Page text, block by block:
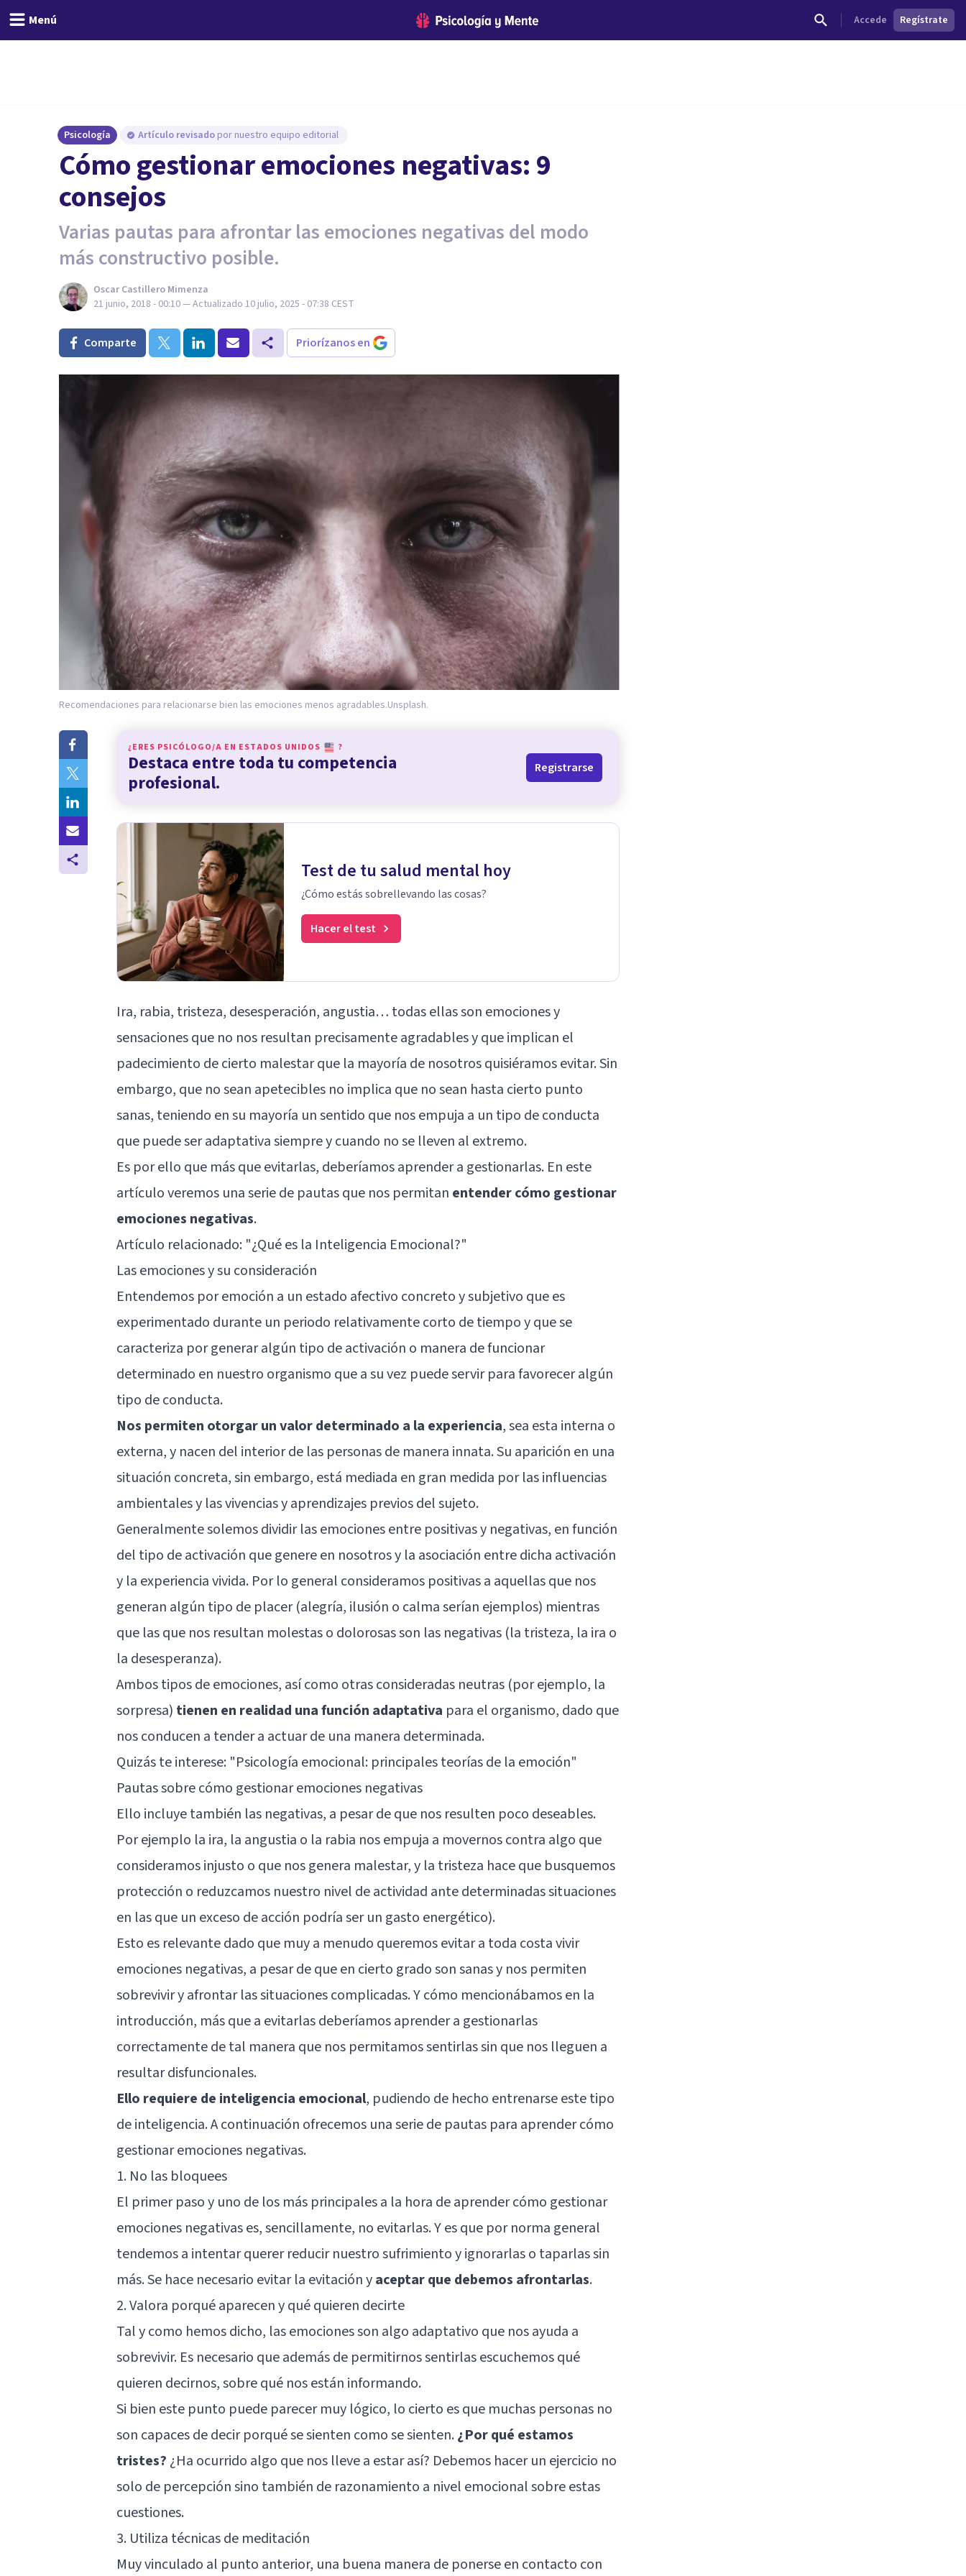
Menú Accede Regístrate
Psicología Artículo revisado por nuestro equipo editorial
Cómo gestionar emociones negativas: 9
consejos
Varias pautas para afrontar las emociones negativas del modo
más constructivo posible.
Oscar Castillero Mimenza
21 junio, 2018 - 00:10— Actualizado 10 julio, 2025 - 07:38 CEST
Comparte Priorízanos en
Recomendaciones para relacionarse bien las emociones menos agradables.Unsplash.
¿ERES PSICÓLOGO/A EN ESTADOS UNIDOS ?
Destaca entre toda tu competencia
profesional.
Registrarse
Test de tu salud mental hoy
¿Cómo estás sobrellevando las cosas?
Hacer el test
Ira, rabia, tristeza, desesperación, angustia… todas ellas son emociones y
sensaciones que no nos resultan precisamente agradables y que implican el
padecimiento de cierto malestar que la mayoría de nosotros quisiéramos evitar. Sin
embargo, que no sean apetecibles no implica que no sean hasta cierto punto
sanas, teniendo en su mayoría un sentido que nos empuja a un tipo de conducta
que puede ser adaptativa siempre y cuando no se lleven al extremo.
Es por ello que más que evitarlas, deberíamos aprender a gestionarlas. En este
artículo veremos una serie de pautas que nos permitan entender cómo gestionar
emociones negativas.
Artículo relacionado: "¿Qué es la Inteligencia Emocional?"
Las emociones y su consideración
Entendemos por emoción a un estado afectivo concreto y subjetivo que es
experimentado durante un periodo relativamente corto de tiempo y que se
caracteriza por generar algún tipo de activación o manera de funcionar
determinado en nuestro organismo que a su vez puede servir para favorecer algún
tipo de conducta.
Nos permiten otorgar un valor determinado a la experiencia, sea esta interna o
externa, y nacen del interior de las personas de manera innata. Su aparición en una
situación concreta, sin embargo, está mediada en gran medida por las influencias
ambientales y las vivencias y aprendizajes previos del sujeto.
Generalmente solemos dividir las emociones entre positivas y negativas, en función
del tipo de activación que genere en nosotros y la asociación entre dicha activación
y la experiencia vivida. Por lo general consideramos positivas a aquellas que nos
generan algún tipo de placer (alegría, ilusión o calma serían ejemplos) mientras
que las que nos resultan molestas o dolorosas son las negativas (la tristeza, la ira o
la desesperanza).
Ambos tipos de emociones, así como otras consideradas neutras (por ejemplo, la
sorpresa) tienen en realidad una función adaptativa para el organismo, dado que
nos conducen a tender a actuar de una manera determinada.
Quizás te interese: "Psicología emocional: principales teorías de la emoción"
Pautas sobre cómo gestionar emociones negativas
Ello incluye también las negativas, a pesar de que nos resulten poco deseables.
Por ejemplo la ira, la angustia o la rabia nos empuja a movernos contra algo que
consideramos injusto o que nos genera malestar, y la tristeza hace que busquemos
protección o reduzcamos nuestro nivel de actividad ante determinadas situaciones
en las que un exceso de acción podría ser un gasto energético).
Esto es relevante dado que muy a menudo queremos evitar a toda costa vivir
emociones negativas, a pesar de que en cierto grado son sanas y nos permiten
sobrevivir y afrontar las situaciones complicadas. Y cómo mencionábamos en la
introducción, más que a evitarlas deberíamos aprender a gestionarlas
correctamente de tal manera que nos permitamos sentirlas sin que nos lleguen a
resultar disfuncionales.
Ello requiere de inteligencia emocional, pudiendo de hecho entrenarse este tipo
de inteligencia. A continuación ofrecemos una serie de pautas para aprender cómo
gestionar emociones negativas.
1. No las bloquees
El primer paso y uno de los más principales a la hora de aprender cómo gestionar
emociones negativas es, sencillamente, no evitarlas. Y es que por norma general
tendemos a intentar querer reducir nuestro sufrimiento y ignorarlas o taparlas sin
más. Se hace necesario evitar la evitación yaceptar que debemos afrontarlas.
2. Valora porqué aparecen y qué quieren decirte
Tal y como hemos dicho, las emociones son algo adaptativo que nos ayuda a
sobrevivir. Es necesario que además de permitirnos sentirlas escuchemos qué
quieren decirnos, sobre qué nos están informando.
Si bien este punto puede parecer muy lógico, lo cierto es que muchas personas no
son capaces de decir porqué se sienten como se sienten.¿Por qué estamos
tristes? ¿Ha ocurrido algo que nos lleve a estar así? Debemos hacer un ejercicio no
solo de percepción sino también de razonamiento a nivel emocional sobre estas
cuestiones.
3. Utiliza técnicas de meditación
Muy vinculado al punto anterior, una buena manera de ponerse en contacto con